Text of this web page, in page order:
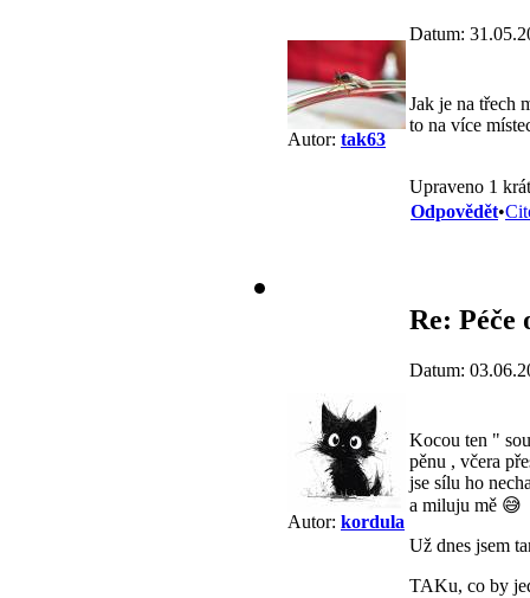
Autor: tak63
Datum:
Jak je na třech
to na více
Upraveno 1
Odpovědět•
Autor: kordula
Re: Péče
Datum:
Kocou ten "
pěnu , včera
jse sílu ho
a miluju mě 😅
Už dnes jsem
TAKu, co by